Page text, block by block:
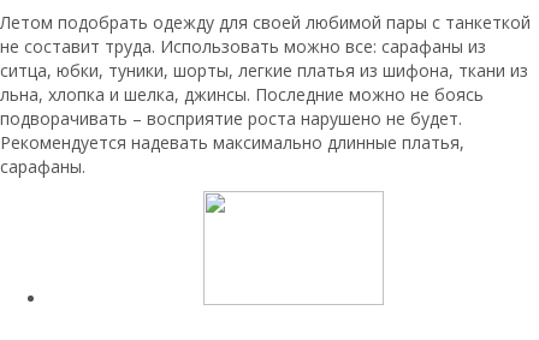
Летом подобрать одежду для своей любимой пары с танкеткой
не составит труда. Использовать можно все: сарафаны из
ситца, юбки, туники, шорты, легкие платья из шифона, ткани из
льна, хлопка и шелка, джинсы. Последние можно не боясь
подворачивать – восприятие роста нарушено не будет.
Рекомендуется надевать максимально длинные платья,
сарафаны.